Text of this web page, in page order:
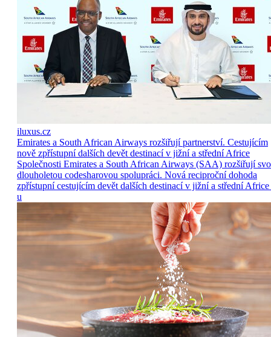
iluxus.cz
Emirates a South African Airways rozšiřují partnerství. Cestujícím
nově zpřístupní dalších devět destinací v jižní a střední Africe
Společnosti Emirates a South African Airways (SAA) rozšiřují
dlouholetou codesharovou spolupráci. Nová reciproční dohoda
zpřístupní cestujícím devět dalších destinací v jižní a střední Africe
u